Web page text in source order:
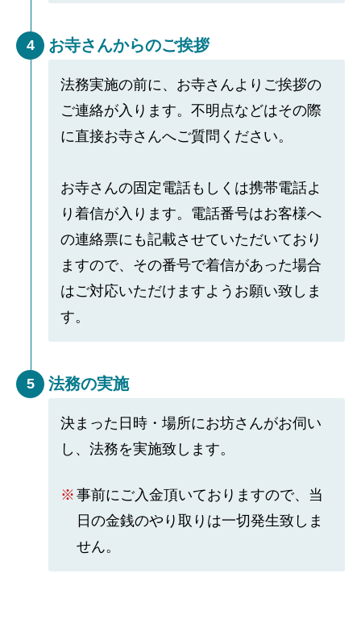
4 お寺さんからのご挨拶
法務実施の前に、お寺さんよりご挨拶の
ご連絡が入ります。不明点などはその際
に直接お寺さんへご質問ください。
お寺さんの固定電話もしくは携帯電話よ
り着信が入ります。電話番号はお客様へ
の連絡票にも記載させていただいており
ますので、その番号で着信があった場合
はご対応いただけますようお願い致しま
す。
5 法務の実施
決まった日時・場所にお坊さんがお伺い
し、法務を実施致します。
事前にご入金頂いておりますので、当
日の金銭のやり取りは一切発生致しま
せん。